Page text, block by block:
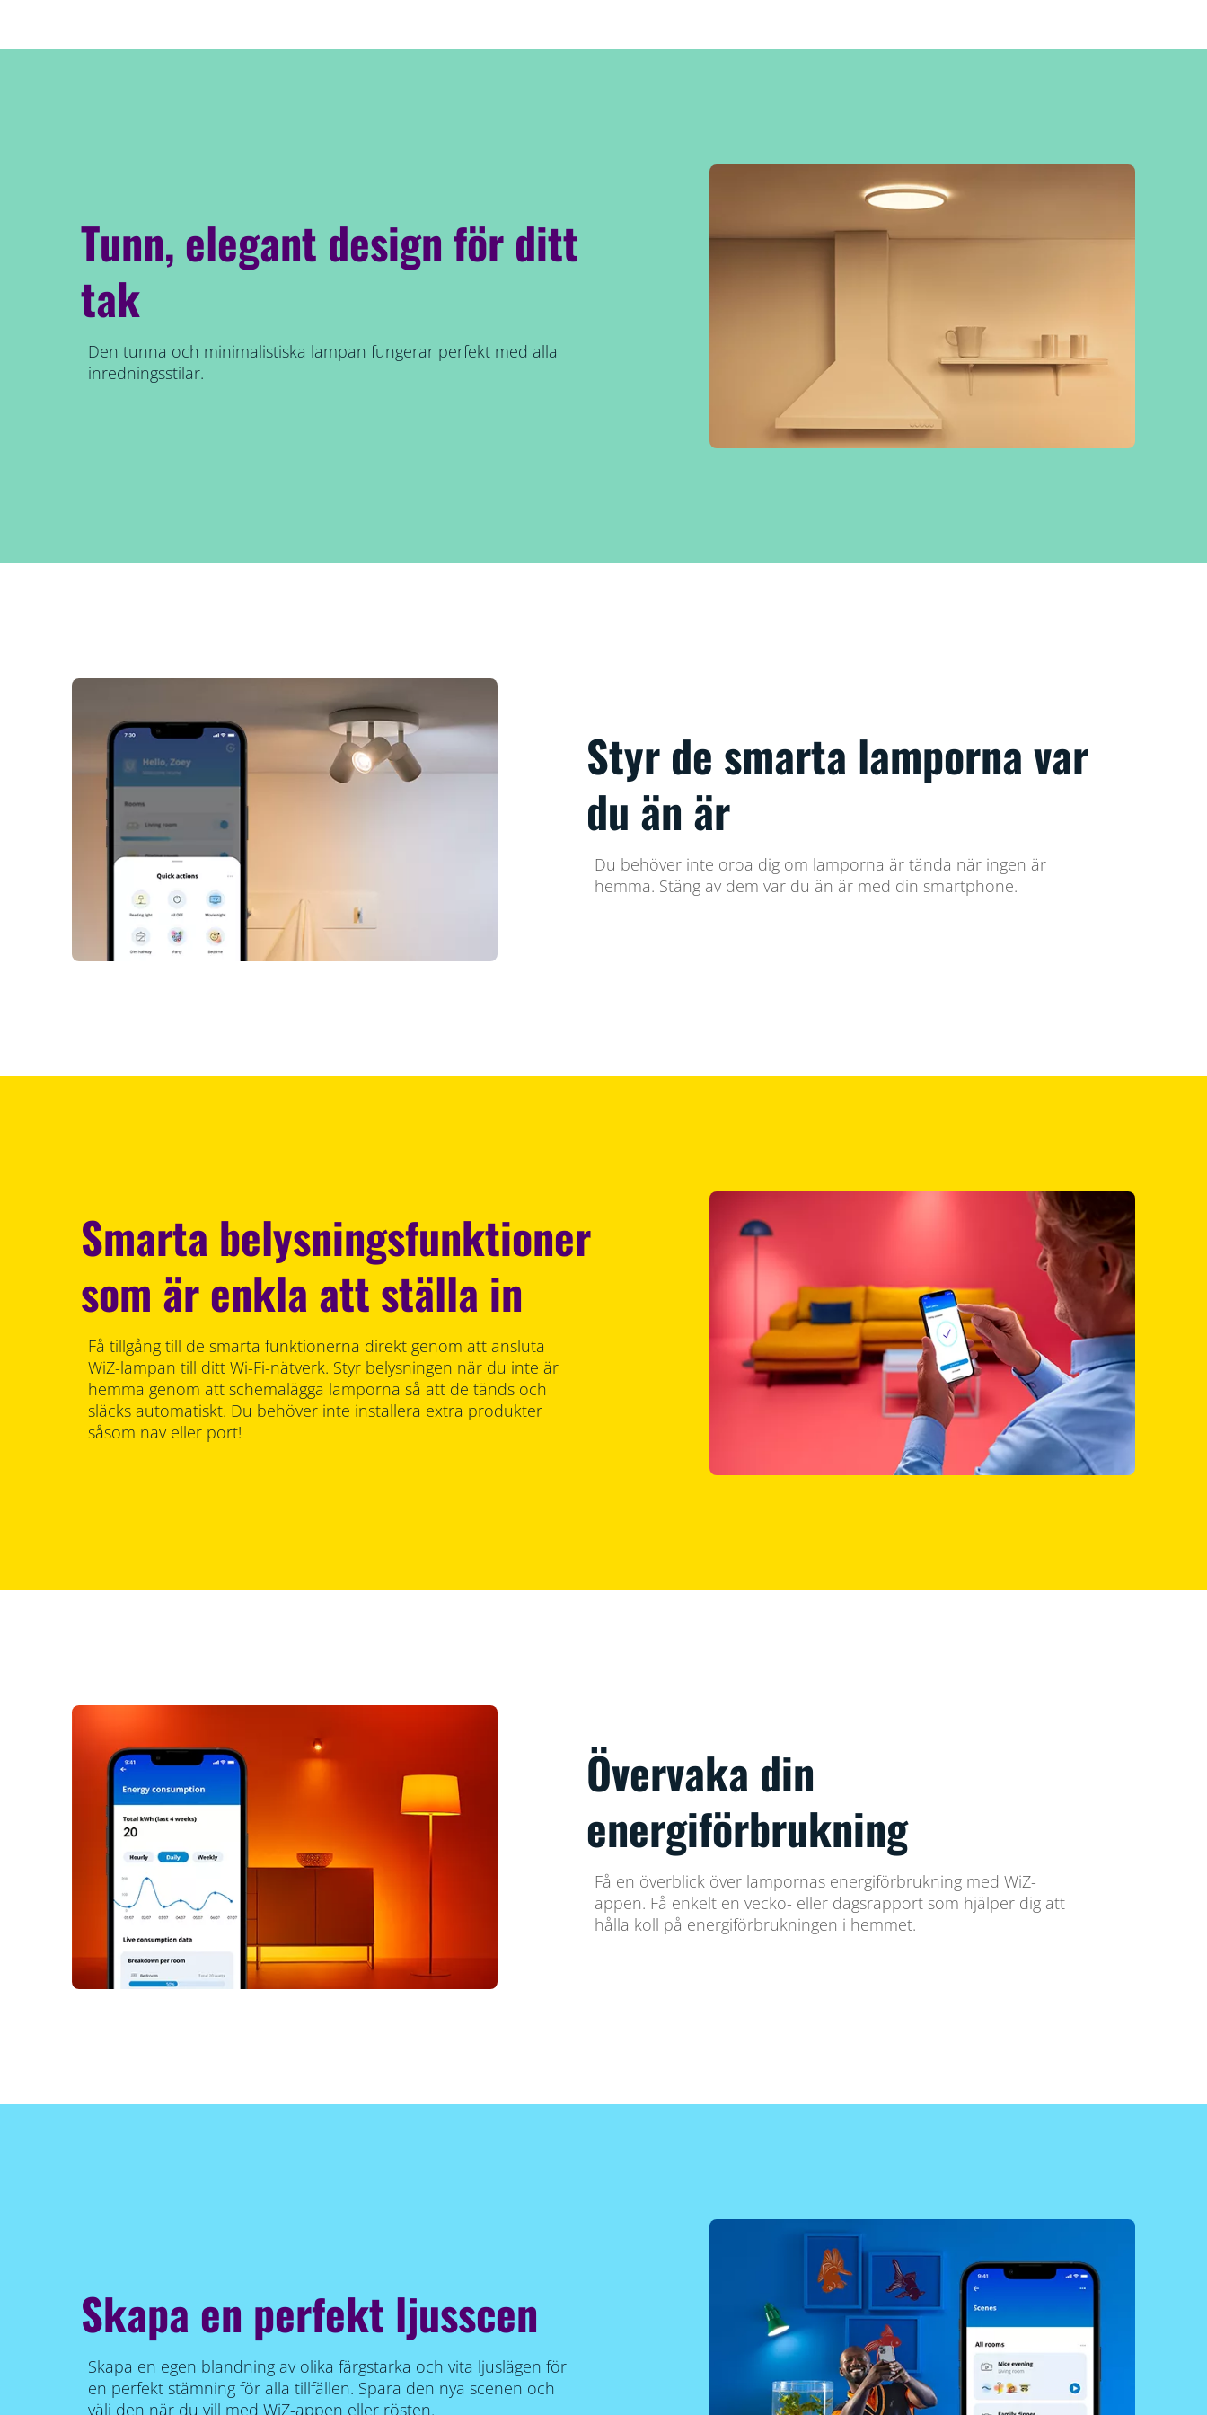
Tunn, elegant design för ditt
tak
Den tunna och minimalistiska lampan fungerar perfekt med alla
inredningsstilar.
Styr de smarta lamporna var
du än är
Du behöver inte oroa dig om lamporna är tända när ingen är
hemma. Stäng av dem var du än är med din smartphone.
Smarta belysningsfunktioner
som är enkla att ställa in
Få tillgång till de smarta funktionerna direkt genom att ansluta
WiZ-lampan till ditt Wi-Fi-nätverk. Styr belysningen när du inte är
hemma genom att schemalägga lamporna så att de tänds och
släcks automatiskt. Du behöver inte installera extra produkter
såsom nav eller port!
Övervaka din
energiförbrukning
Få en överblick över lampornas energiförbrukning med WiZ-
appen. Få enkelt en vecko- eller dagsrapport som hjälper dig att
hålla koll på energiförbrukningen i hemmet.
Skapa en perfekt ljusscen
Skapa en egen blandning av olika färgstarka och vita ljuslägen för
en perfekt stämning för alla tillfällen. Spara den nya scenen och
välj den när du vill med WiZ-appen eller rösten.